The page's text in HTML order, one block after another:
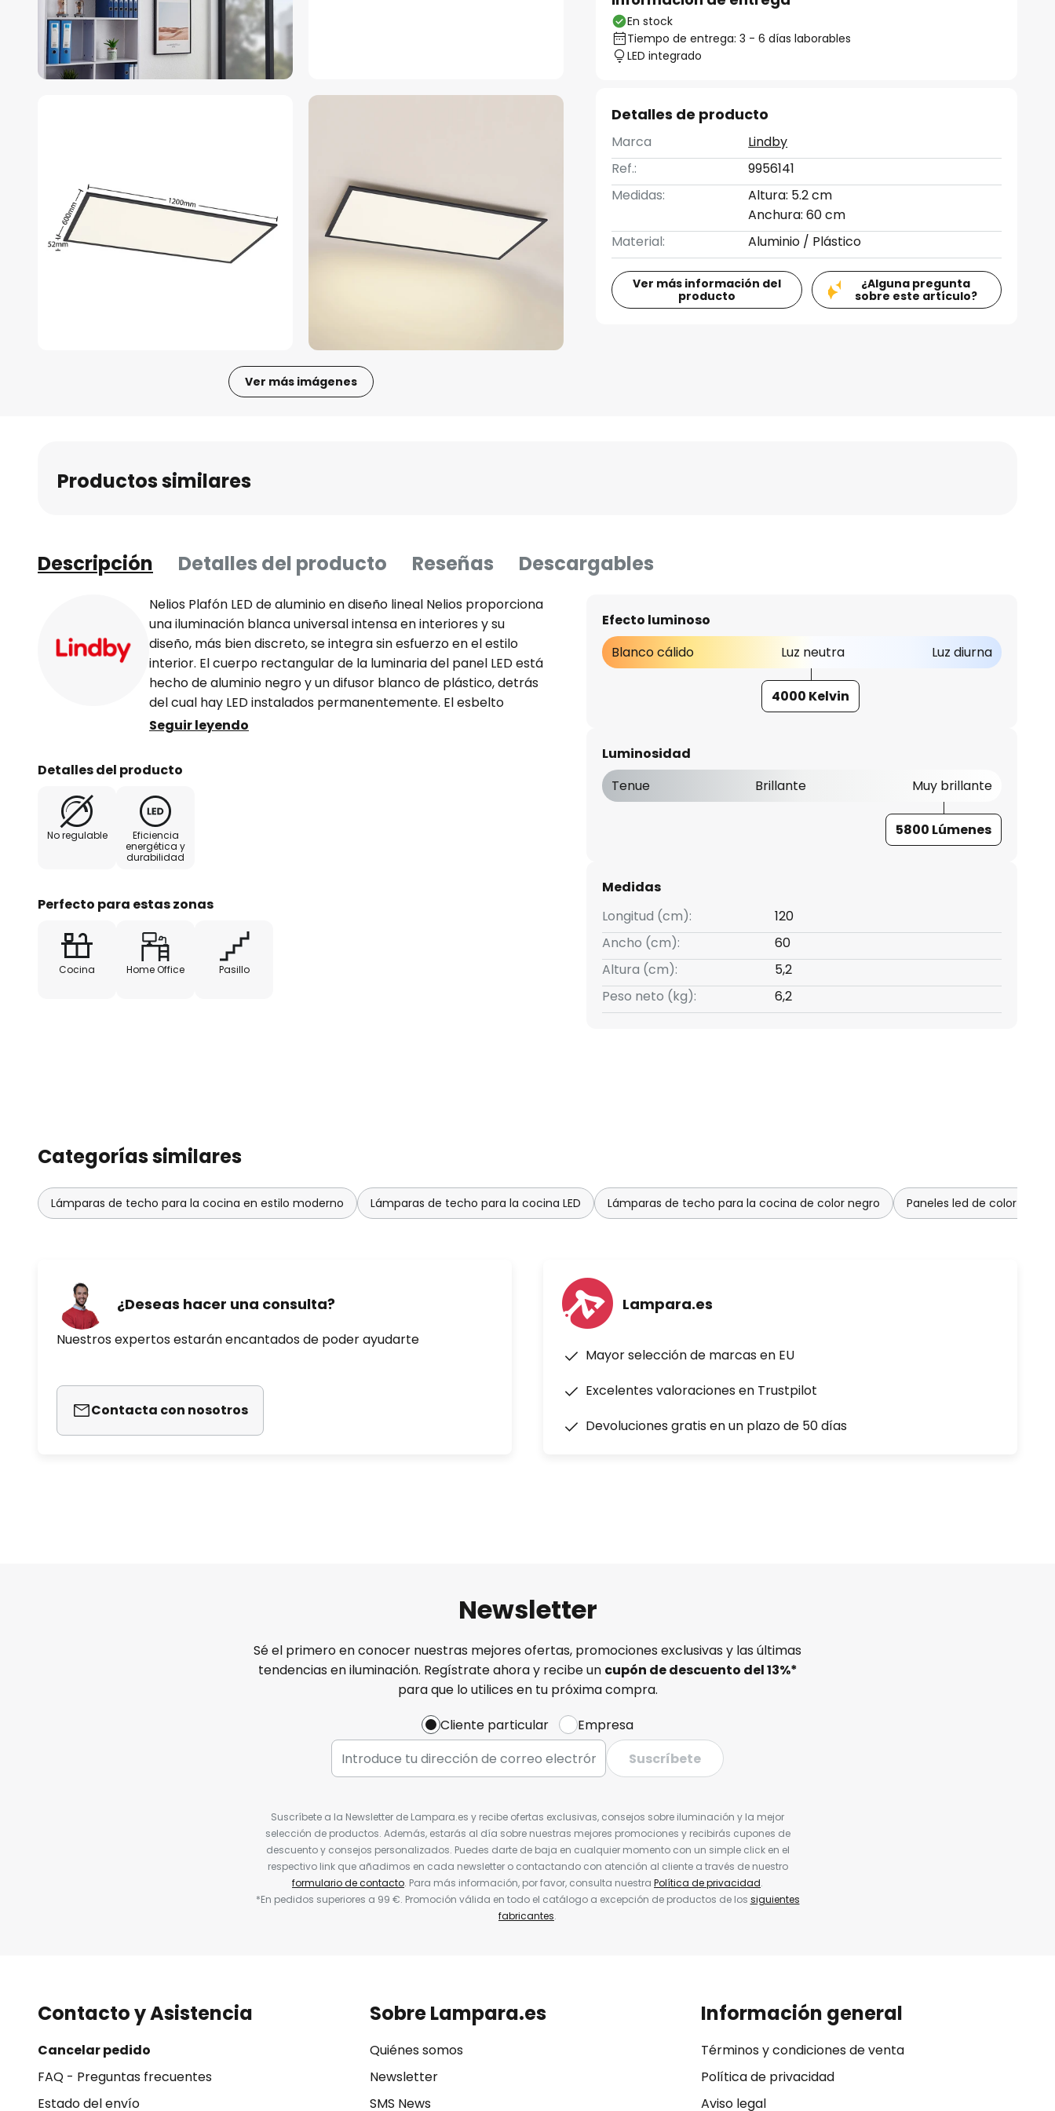
Ver más imágenes
En stock
Tiempo de entrega: 3 - 6 días laborables
LED integrado
Detalles de producto
Marca
Lindby
Ref.:
9956141
Medidas:
Altura: 5.2 cm
Anchura: 60 cm
Material:
Aluminio / Plástico
Ver más información del
producto
¿Alguna pregunta
sobre este artículo?
Productos similares
Descripción Detalles del producto Reseñas Descargables
Nelios Plafón LED de aluminio en diseño lineal Nelios proporciona
una iluminación blanca universal intensa en interiores y su
diseño, más bien discreto, se integra sin esfuerzo en el estilo
interior. El cuerpo rectangular de la luminaria del panel LED está
hecho de aluminio negro y un difusor blanco de plástico, detrás
del cual hay LED instalados permanentemente. El esbelto
diseño del plafón LED Nelios ahorra más espacio que un plafón
estrechos. La discreta combinación de colores puede
perturbarlos
Seguir leyendo
Detalles del producto
No regulable
Eficiencia
energética y
durabilidad
Perfecto para estas zonas
Cocina Home Office Pasillo
Efecto luminoso
Blanco cálido
Luz neutra Luz diurna
4000 Kelvin
Luminosidad
Tenue
Brillante Muy brillante
5800 Lúmenes
Medidas
Longitud (cm):
120
Ancho (cm):
60
Altura (cm):
5,2
Peso neto (kg):
6,2
Categorías similares
Lámparas de techo para la cocina en estilo moderno Lámparas de techo para la cocina LED Lámparas de techo para la cocina de color negro Paneles led de color negro
¿Deseas hacer una consulta?
Nuestros expertos estarán encantados de poder ayudarte
Contacta con nosotros
Lampara.es
Mayor selección de marcas en EU
Excelentes valoraciones en Trustpilot
Devoluciones gratis en un plazo de 50 días
Newsletter
Sé el primero en conocer nuestras mejores ofertas, promociones exclusivas y las últimas
tendencias en iluminación. Regístrate ahora y recibe un cupón de descuento del13%*
para que lo utilices en tu próxima compra.
Cliente particular
Empresa
Suscríbete
Suscríbete a la Newsletter de Lampara.es y recibe ofertas exclusivas, consejos sobre iluminación y la mejor
selección de productos. Además, estarás al día sobre nuestras mejores promociones y recibirás cupones de
descuento y consejos personalizados. Puedes darte de baja en cualquier momento con un simple click en el
respectivo link que añadimos en cada newsletter o contactando con atención al cliente a través de nuestro
formulario de contacto. Para más información, por favor, consulta nuestra Política de privacidad.
*En pedidos superiores a 99 €. Promoción válida en todo el catálogo a excepción de productos de los siguientes
fabricantes.
Contacto y Asistencia
Cancelar pedido
FAQ - Preguntas frecuentes
Estado del envío
Sobre Lampara.es
Quiénes somos
Newsletter
SMS News
Información general
Términos y condiciones de venta
Política de privacidad
Aviso legal